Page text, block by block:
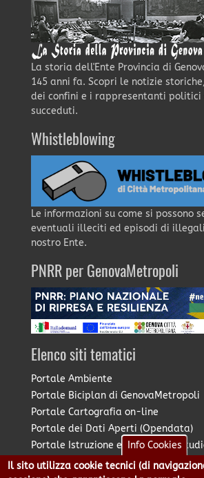
La storia dell'Ente Provincia di
145 anni fa. Scopri le notizie
dei confini e i rappresentanti politici
succeduti.
Whistleblowing
Le informazioni su come si possono
eventuali illeciti ed episodi di
nostro Ente.
PNRR per GenovaMetropoli
Elenco siti tematici
Portale Ambiente
Portale Biciplan di GenovaMetropoli
Portale Cartografia on-line
Portale dei Dati Aperti (Opendata)
Portale Istruzione e Diritto allo
Portale Marketing Territoriale
Info Cookies
Il sito utilizza cookie tecnici (di